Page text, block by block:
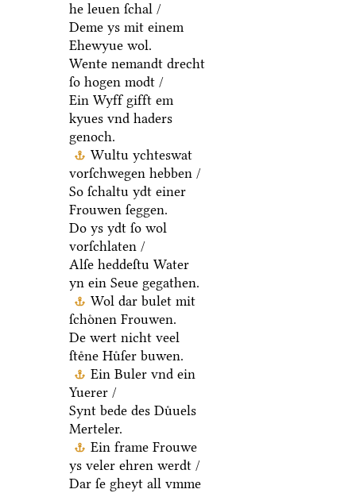
he leuen ſchal /
Deme ys mit einem
Ehewyue wol.
Wente nemandt drecht
ſo hogen modt /
Ein Wyff gifft em
kyues vnd haders
genoch.
Wultu ychteswat
vorſchwegen hebben /
So ſchaltu ydt einer
Frouwen ſeggen.
Do ys ydt ſo wol
vorſchlaten /
Alſe heddeſtu Water
yn ein Seue gegathen.
Wol dar bulet mit
ſchoͤnen Frouwen.
De wert nicht veel
ſteͤne Huͤſer buwen.
Ein Buler vnd ein
Yuerer /
Synt bede des Duͤuels
Merteler.
Ein frame Frouwe
ys veler ehren werdt /
Dar ſe gheyt all vmme